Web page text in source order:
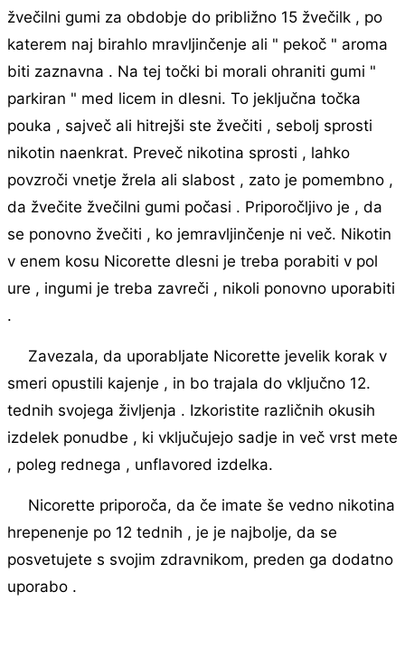
žvečilni gumi za obdobje do približno 15 žvečilk , po
katerem naj birahlo mravljinčenje ali " pekoč " aroma
biti zaznavna . Na tej točki bi morali ohraniti gumi "
parkiran " med licem in dlesni. To jeključna točka
pouka , sajveč ali hitrejši ste žvečiti , sebolj sprosti
nikotin naenkrat. Preveč nikotina sprosti , lahko
povzroči vnetje žrela ali slabost , zato je pomembno ,
da žvečite žvečilni gumi počasi . Priporočljivo je , da
se ponovno žvečiti , ko jemravljinčenje ni več. Nikotin
v enem kosu Nicorette dlesni je treba porabiti v pol
ure , ingumi je treba zavreči , nikoli ponovno uporabiti
.
Zavezala, da uporabljate Nicorette jevelik korak v
smeri opustili kajenje , in bo trajala do vključno 12.
tednih svojega življenja . Izkoristite različnih okusih
izdelek ponudbe , ki vključujejo sadje in več vrst mete
, poleg rednega , unflavored izdelka.
Nicorette priporoča, da če imate še vedno nikotina
hrepenenje po 12 tednih , je je najbolje, da se
posvetujete s svojim zdravnikom, preden ga dodatno
uporabo .